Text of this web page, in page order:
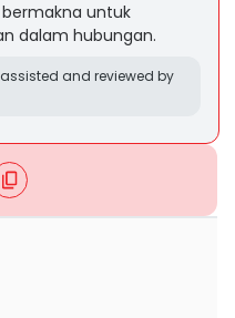
bermakna untuk
dalam hubungan.
and reviewed by